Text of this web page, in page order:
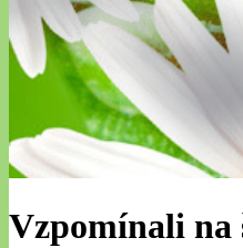
Vzpomínali na